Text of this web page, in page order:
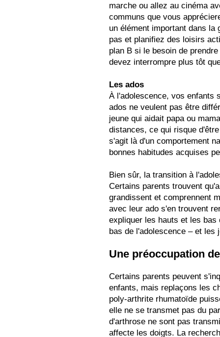
marche ou allez au cinéma
communs que vous
un élément important dans la
pas et planifiez des loisirs
plan B si le besoin de
devez interrompre plus tôt
Les ados
À l'adolescence, vos enfants
ados ne veulent pas être
jeune qui aidait papa ou
distances, ce qui risque
s'agit là d'un comportement
bonnes habitudes acquises
Bien sûr, la transition à
Certains parents trouvent
grandissent et comprennent
avec leur ado s'en trouvent
expliquer les hauts et les
bas de l'adolescence – et les
Une préoccupation
Certains parents peuvent
enfants, mais replaçons les
poly-arthrite rhumatoïde
elle ne se transmet pas du
d'arthrose ne sont pas
affecte les doigts. La